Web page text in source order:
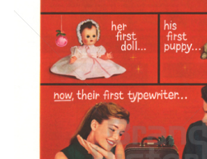
Marken
Konzerne
Epoche